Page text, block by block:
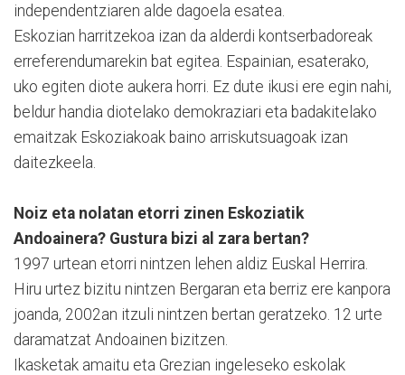
independentziaren alde dagoela esatea.
Eskozian harritzekoa izan da alderdi kontserbadoreak
erreferendumarekin bat egitea. Espainian, esaterako,
uko egiten diote aukera horri. Ez dute ikusi ere egin nahi,
beldur handia diotelako demokraziari eta badakitelako
emaitzak Eskoziakoak baino arriskutsuagoak izan
daitezkeela.
Noiz eta nolatan etorri zinen Eskoziatik
Andoainera? Gustura bizi al zara bertan?
1997 urtean etorri nintzen lehen aldiz Euskal Herrira.
Hiru urtez bizitu nintzen Bergaran eta berriz ere kanpora
joanda, 2002an itzuli nintzen bertan geratzeko. 12 urte
daramatzat Andoainen bizitzen.
Ikasketak amaitu eta Grezian ingeleseko eskolak